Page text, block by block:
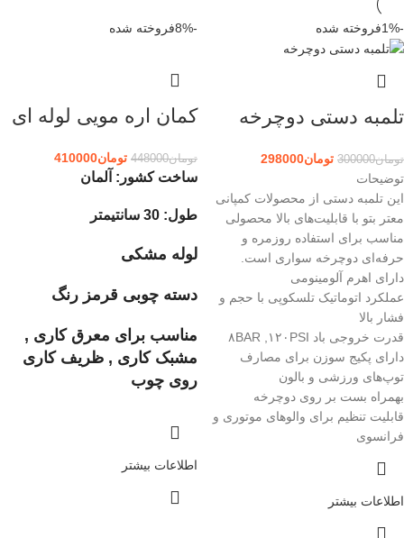
-1% فروخته شده
تلمبه دستی دوچرخه
تومان300000 تومان298000
توضیحات
این تلمبه دستی از محصولات کمپانی
معتر بتو با قابلیت‌های بالا محصولی
مناسب برای استفاده روزمره و
حرفه‌ای دوچرخه سواری است.
دارای اهرم آلومینومی
عملکرد اتوماتیک تلسکوپی با حجم و
فشار بالا
قدرت خروجی باد ١٢٠PSI, ٨BAR
دارای پکیج سوزن برای مصارف
توپ‌های ورزشی و بالون
بهمراه بست بر روی دوچرخه
قابلیت تنظیم برای والوهای موتوری و
فرانسوی
اطلاعات بیشتر
-8% فروخته شده
کمان اره مویی لوله ای
تومان448000 تومان410000
ساخت کشور: آلمان
طول: 30 سانتیمتر
لوله مشکی
دسته چوبی قرمز رنگ
مناسب برای معرق کاری ,
مشبک کاری , ظریف کاری
روی چوب
اطلاعات بیشتر